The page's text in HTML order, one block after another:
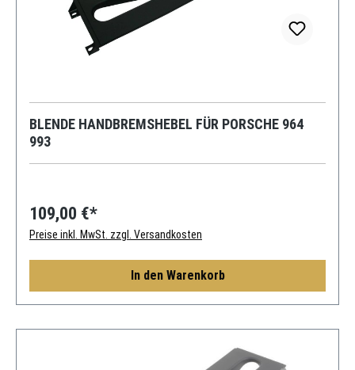
BLENDE HANDBREMSHEBEL FÜR PORSCHE 964
993
109,00 €*
Preise inkl. MwSt. zzgl. Versandkosten
In den Warenkorb